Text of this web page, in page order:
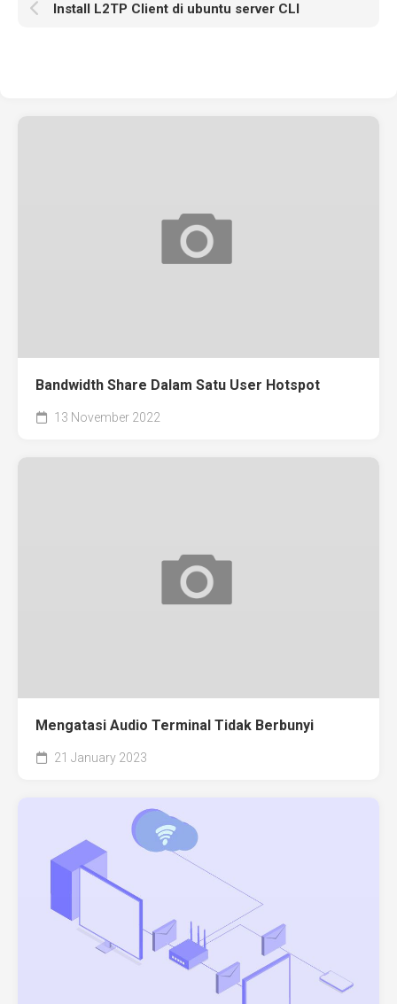
Install L2TP Client di ubuntu server CLI
Bandwidth Share Dalam Satu User Hotspot
13 November 2022
Mengatasi Audio Terminal Tidak Berbunyi
21 January 2023